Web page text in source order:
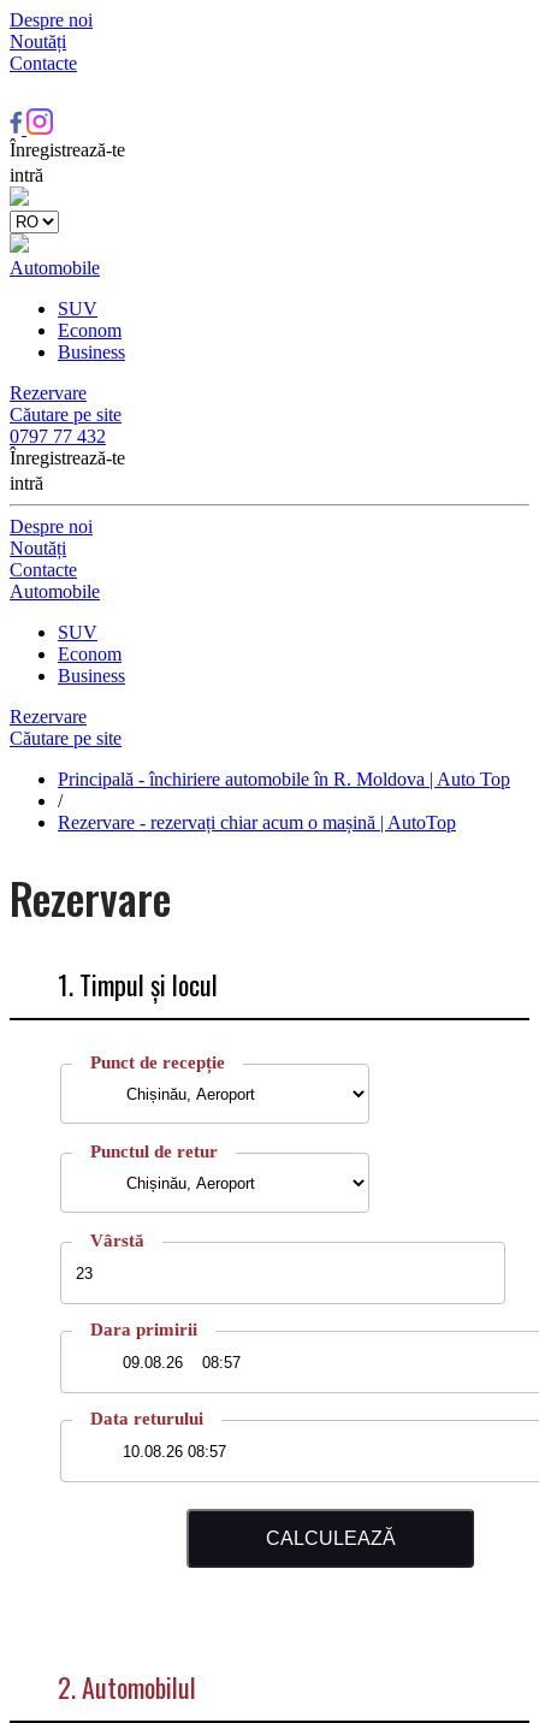
Despre noi
Noutăți
Contacte
Înregistrează-te
intră
Automobile
SUV
Econom
Business
Rezervare
Căutare pe site
0797 77 432
Înregistrează-te
intră
Despre noi
Noutăți
Contacte
Automobile
SUV
Econom
Business
Rezervare
Căutare pe site
Principală - închiriere automobile în R. Moldova | Auto Top
/
Rezervare - rezervați chiar acum o mașină | AutoTop
Rezervare
1. Timpul și locul
Punct de recepție
Punctul de retur
Vârstă
Dara primirii
Data returului
CALCULEAZĂ
2. Automobilul